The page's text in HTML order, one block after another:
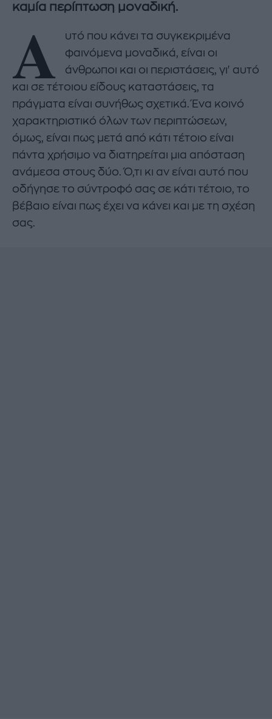
καμία περίπτωση μοναδική.
Α
υτό που κάνει τα συγκεκριμένα
φαινόμενα μοναδικά, είναι οι
άνθρωποι και οι περιστάσεις, γι' αυτό
και σε τέτοιου είδους καταστάσεις, τα
πράγματα είναι συνήθως σχετικά. Ένα κοινό
χαρακτηριστικό όλων των περιπτώσεων,
όμως, είναι πως μετά από κάτι τέτοιο είναι
πάντα χρήσιμο να διατηρείται μια απόσταση
ανάμεσα στους δύο. Ό,τι κι αν είναι αυτό που
οδήγησε το σύντροφό σας σε κάτι τέτοιο, το
βέβαιο είναι πως έχει να κάνει και με τη σχέση
σας.